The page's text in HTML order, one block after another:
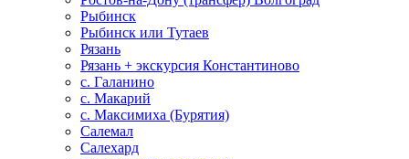
Рыбинск
Рыбинск или Тутаев
Рязань
Рязань + экскурсия Константиново
с. Галанино
с. Макарий
с. Максимиха (Бурятия)
Салемал
Салехард